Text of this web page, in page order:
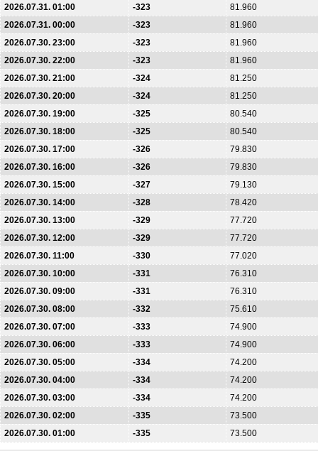
2026.07.31. 01:00
-323
81.960
2026.07.31. 00:00
-323
81.960
2026.07.30. 23:00
-323
81.960
2026.07.30. 22:00
-323
81.960
2026.07.30. 21:00
-324
81.250
2026.07.30. 20:00
-324
81.250
2026.07.30. 19:00
-325
80.540
2026.07.30. 18:00
-325
80.540
2026.07.30. 17:00
-326
79.830
2026.07.30. 16:00
-326
79.830
2026.07.30. 15:00
-327
79.130
2026.07.30. 14:00
-328
78.420
2026.07.30. 13:00
-329
77.720
2026.07.30. 12:00
-329
77.720
2026.07.30. 11:00
-330
77.020
2026.07.30. 10:00
-331
76.310
2026.07.30. 09:00
-331
76.310
2026.07.30. 08:00
-332
75.610
2026.07.30. 07:00
-333
74.900
2026.07.30. 06:00
-333
74.900
2026.07.30. 05:00
-334
74.200
2026.07.30. 04:00
-334
74.200
2026.07.30. 03:00
-334
74.200
2026.07.30. 02:00
-335
73.500
2026.07.30. 01:00
-335 73.500